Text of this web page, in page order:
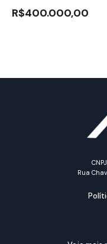
R$400.000,00
Rua